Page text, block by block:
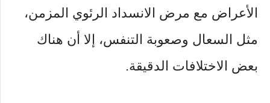
الأعراض مع مرض الانسداد الرئوي المزمن،
مثل السعال وصعوبة التنفس، إلا أن هناك
بعض الاختلافات الدقيقة.